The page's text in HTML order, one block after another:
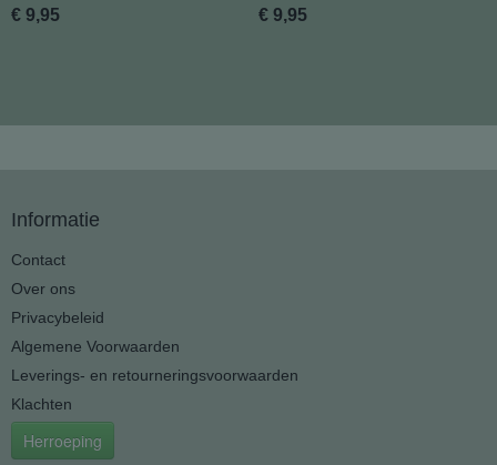
€ 9,95 € 9,95
Informatie
Contact
Over ons
Privacybeleid
Algemene Voorwaarden
Leverings- en retourneringsvoorwaarden
Klachten
Herroeping